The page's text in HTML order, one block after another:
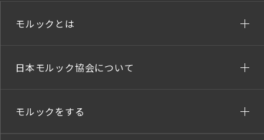
モルックとは
日本モルック協会について
モルックをする